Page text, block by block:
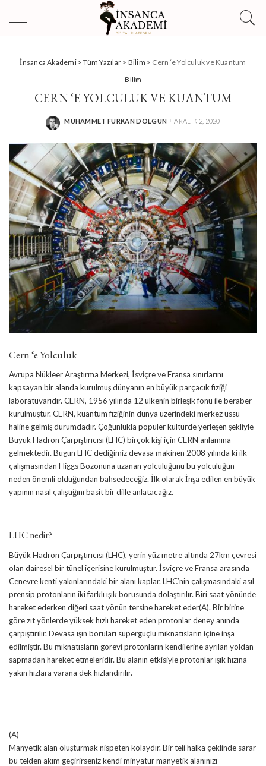
İnsanca Akademi>Tüm Yazılar> Bilim > Cern ‘e Yolculuk ve Kuantum
Bilim
CERN ‘E YOLCULUK VE KUANTUM
POSTED
MUHAMMET FURKAN DOLGUN ARALIK 2, 2020
Cern ‘e Yolculuk
Avrupa Nükleer Araştırma Merkezi, İsviçre ve Fransa sınırlarını
kapsayan bir alanda kurulmuş dünyanın en büyük parçacık fiziği
laboratuvarıdır. CERN, 1956 yılında 12 ülkenin birleşik fonu ile beraber
kurulmuştur. CERN, kuantum fiziğinin dünya üzerindeki merkez üssü
haline gelmiş durumdadır. Çoğunlukla popüler kültürde yerleşen şekliyle
Büyük Hadron Çarpıştırıcısı (LHC) birçok kişi için CERN anlamına
gelmektedir. Bugün LHC dediğimiz devasa makinen 2008 yılında ki ilk
çalışmasından Higgs Bozonuna uzanan yolculuğunu bu yolculuğun
neden önemli olduğundan bahsedeceğiz. İlk olarak İnşa edilen en büyük
yapının nasıl çalıştığını basit bir dille anlatacağız.
LHC nedir?
Büyük Hadron Çarpıştırıcısı (LHC), yerin yüz metre altında 27km çevresi
olan dairesel bir tünel içerisine kurulmuştur. İsviçre ve Fransa arasında
Cenevre kenti yakınlarındaki bir alanı kaplar. LHC’nin çalışmasındaki asıl
prensip protonların iki farklı ışık borusunda dolaştırılır. Biri saat yönünde
hareket ederken diğeri saat yönün tersine hareket eder(A). Bir birine
göre zıt yönlerde yüksek hızlı hareket eden protonlar deney anında
çarpıştırılır. Devasa ışın boruları süpergüçlü mıknatısların içine inşa
edilmiştir. Bu mıknatısların görevi protonların kendilerine ayrılan yoldan
sapmadan hareket etmeleridir. Bu alanın etkisiyle protonlar ışık hızına
yakın hızlara varana dek hızlandırılır.
(A)
Manyetik alan oluşturmak nispeten kolaydır. Bir teli halka çeklinde sarar
bu telden akım geçirirseniz kendi minyatür manyetik alanınızı